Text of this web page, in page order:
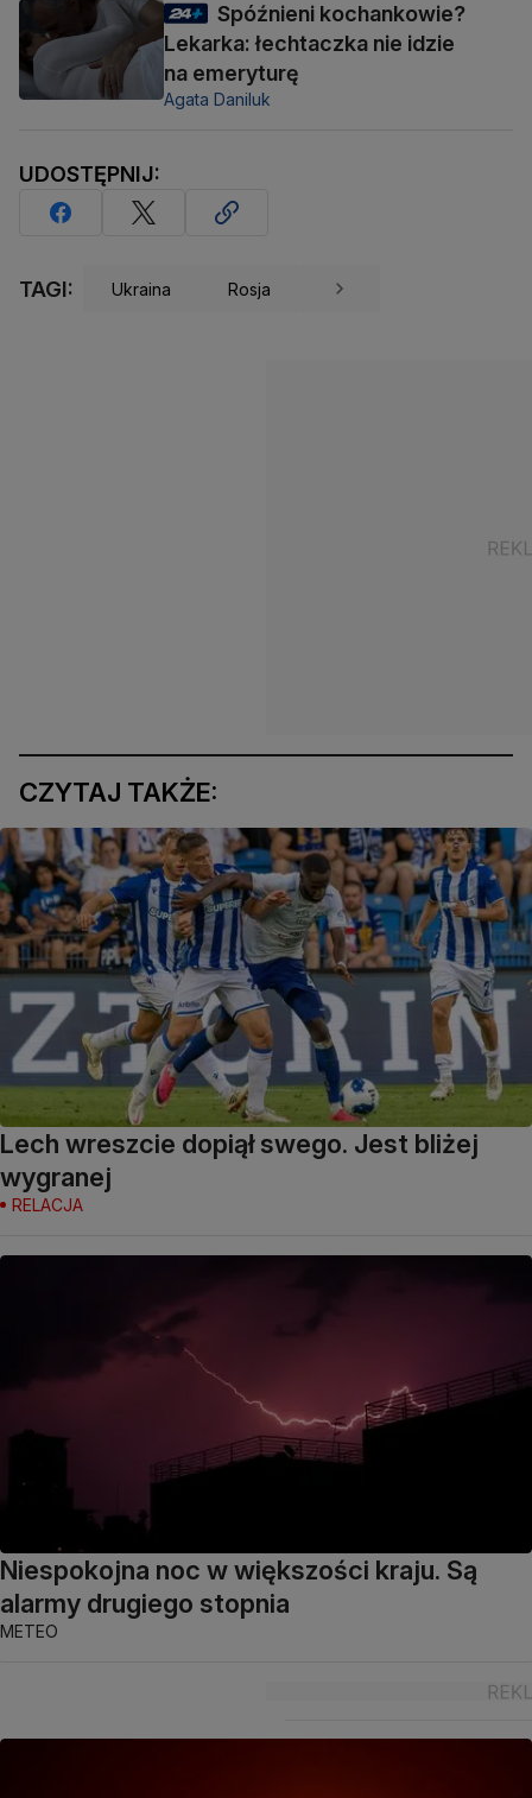
Spóźnieni kochankowie?
Lekarka: łechtaczka nie idzie
na emeryturę
Agata Daniluk
UDOSTĘPNIJ:
TAGI: Ukraina Rosja
CZYTAJ TAKŻE:
Lech wreszcie dopiął swego. Jest bliżej
wygranej
RELACJA
Niespokojna noc w większości kraju. Są
alarmy drugiego stopnia
METEO